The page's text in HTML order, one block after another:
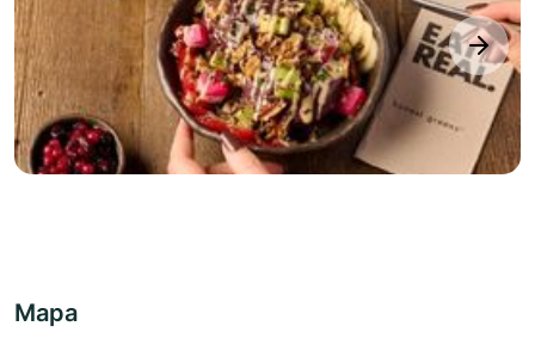
next
Mapa